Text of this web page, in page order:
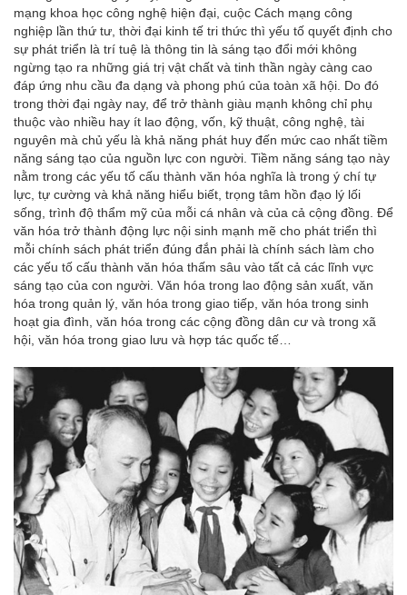
mạng khoa học công nghệ hiện đại, cuộc Cách mạng công
nghiệp lần thứ tư, thời đại kinh tế tri thức thì yếu tố quyết định cho
sự phát triển là trí tuệ là thông tin là sáng tạo đổi mới không
ngừng tạo ra những giá trị vật chất và tinh thần ngày càng cao
đáp ứng nhu cầu đa dạng và phong phú của toàn xã hội. Do đó
trong thời đại ngày nay, để trở thành giàu mạnh không chỉ phụ
thuộc vào nhiều hay ít lao động, vốn, kỹ thuật, công nghệ, tài
nguyên mà chủ yếu là khả năng phát huy đến mức cao nhất tiềm
năng sáng tạo của nguồn lực con người. Tiềm năng sáng tạo này
nằm trong các yếu tố cấu thành văn hóa nghĩa là trong ý chí tự
lực, tự cường và khả năng hiểu biết, trọng tâm hồn đạo lý lối
sống, trình độ thẩm mỹ của mỗi cá nhân và của cả cộng đồng. Để
văn hóa trở thành động lực nội sinh mạnh mẽ cho phát triển thì
mỗi chính sách phát triển đúng đắn phải là chính sách làm cho
các yếu tố cấu thành văn hóa thấm sâu vào tất cả các lĩnh vực
sáng tạo của con người. Văn hóa trong lao động sản xuất, văn
hóa trong quản lý, văn hóa trong giao tiếp, văn hóa trong sinh
hoạt gia đình, văn hóa trong các cộng đồng dân cư và trong xã
hội, văn hóa trong giao lưu và hợp tác quốc tế…